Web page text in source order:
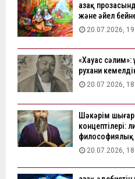
Қазақ
және әйел
20.07.2026,
«Хауас
рухани
20.07.2026,
Шәкәрім
концептілері:
20.07.2026,